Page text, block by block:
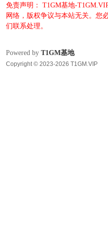
免责声明： T1GM基地-
网络，版权争议与本站无关。您
们联系处理。
Powered by T1GM基地
Copyright © 2023-2026 T1GM.VIP